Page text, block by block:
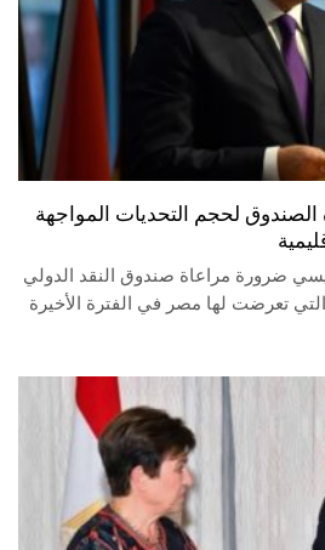
لحجم التحديات المواجهة
ضرورة مراعاة صندوق النقد الدولي
تعرضت لها مصر في الفترة الأخيرة